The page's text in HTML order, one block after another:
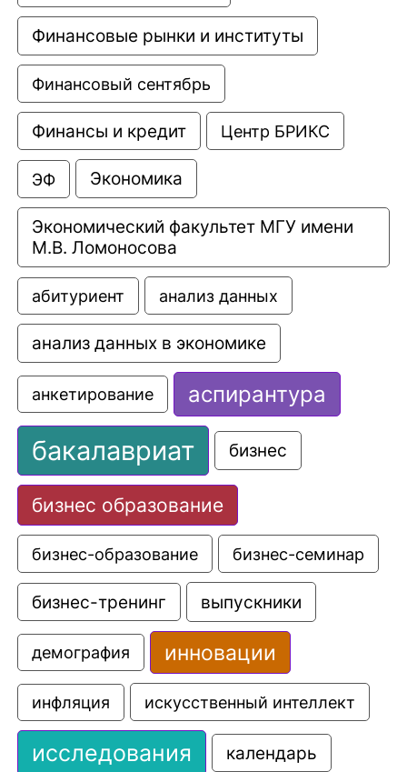
Финансовые рынки и институты
Финансовый сентябрь
Финансы и кредит Центр БРИКС
ЭФ Экономика
Экономический факультет МГУ имени
М.В. Ломоносова
абитуриент анализ данных
анализ данных в экономике
анкетирование аспирантура
бакалавриат бизнес
бизнес образование
бизнес-образование бизнес-семинар
бизнес-тренинг выпускники
демография инновации
инфляция искусственный интеллект
исследования календарь